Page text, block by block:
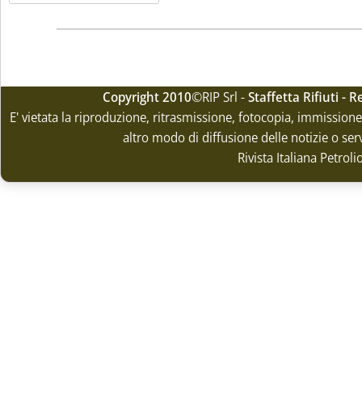
Copyright 2010©RIP Srl -Staffetta Rifiuti -
E' vietata la riproduzione, ritrasmissione, fotocopia,
altro modo di diffusione delle notizie o
Rivista Italiana